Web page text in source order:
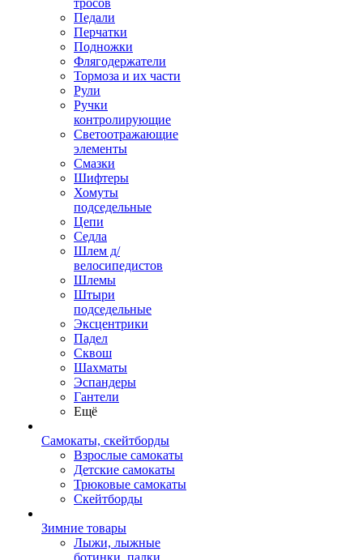
тросов
Педали
Перчатки
Подножки
Флягодержатели
Тормоза и их части
Рули
Ручки
контролирующие
Светоотражающие
элементы
Смазки
Шифтеры
Хомуты
подседельные
Цепи
Седла
Шлем д/
велосипедистов
Шлемы
Штыри
подседельные
Эксцентрики
Падел
Сквош
Шахматы
Эспандеры
Гантели
Ещё
Самокаты, скейтборды
Взрослые самокаты
Детские самокаты
Трюковые самокаты
Скейтборды
Зимние товары
Лыжи, лыжные
ботинки, палки